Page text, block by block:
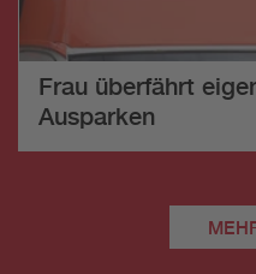
Frau überfährt
Ausparken